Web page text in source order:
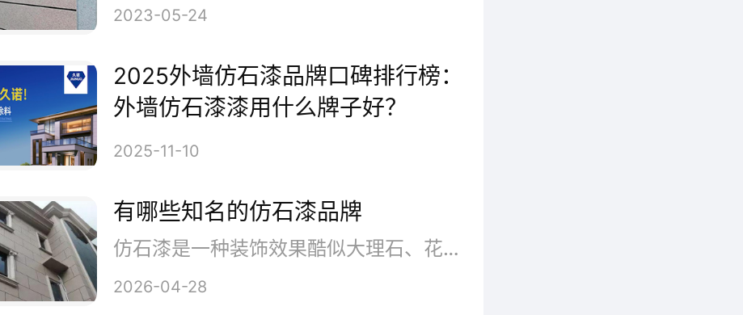
涂手法、施工环境、气压控制大小，喷
彩点会有细微的差别。
同墙面，不是同一时间喷涂，材料不
色差。
理方法：
2023-05-24
2025外墙仿石漆品牌口碑排行榜：
外墙仿石漆漆用什么牌子好？
2025-11-10
有哪些知名的仿石漆品牌
仿石漆是一种装饰效果酷似大理石、花岗石的厚质外墙装饰涂料。主要采用各种颜色的天然石粉配制而成，多用于制造建筑外墙的仿石效果，因此又称液态石
2026-04-28